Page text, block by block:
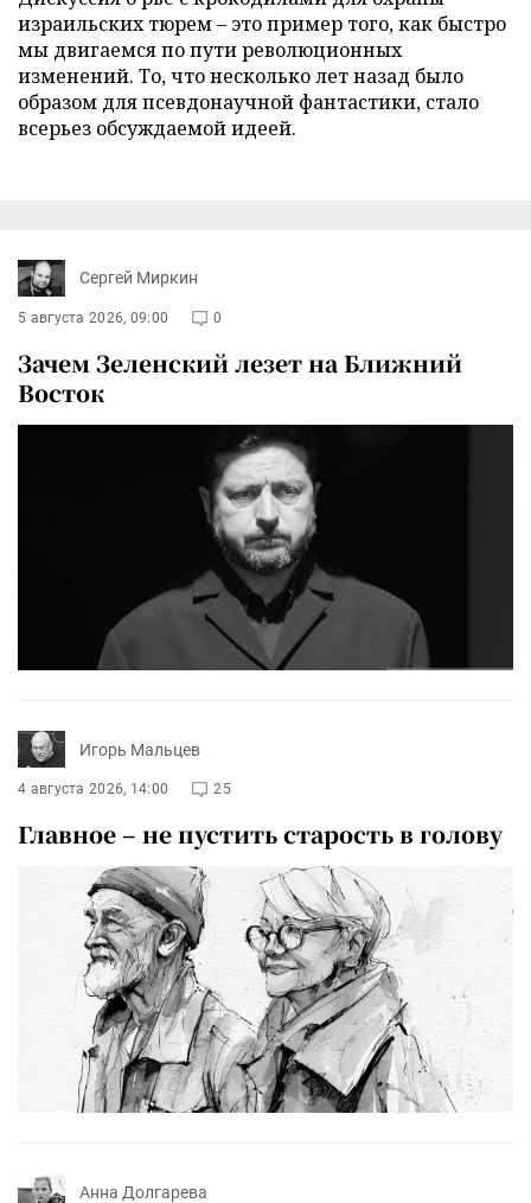
израильских тюрем – это пример того, как быстро
мы двигаемся по пути революционных
изменений. То, что несколько лет назад было
образом для псевдонаучной фантастики, стало
всерьез обсуждаемой идеей.
Сергей Миркин
5 августа 2026, 09:00 0
Зачем Зеленский лезет на Ближний
Восток
Игорь Мальцев
4 августа 2026, 14:00 25
Главное – не пустить старость в голову
Анна Долгарева